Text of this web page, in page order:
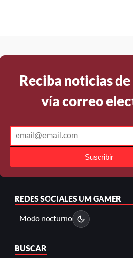
Reciba noticias
vía correo
Suscribir
REDES SOCIALESUM GAMER
Modo nocturno
BUSCAR